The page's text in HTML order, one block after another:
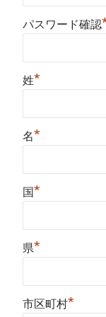
パスワード確認
姓*
名*
国*
県*
市区町村*